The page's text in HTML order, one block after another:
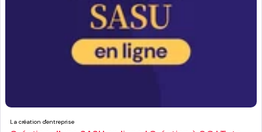
La création d'entreprise